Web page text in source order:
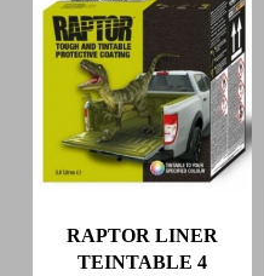
RAPTOR LINER
TEINTABLE 4